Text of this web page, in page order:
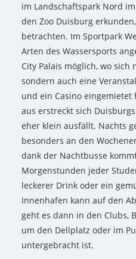
im Landschaftspark Nord
den Zoo Duisburg
betrachten. Im Sportpark
Arten des Wassersports
City Palais möglich, wo sich
sondern auch eine
und ein Casino
aus erstreckt sich
eher klein ausfällt. Nachts
besonders an den
dank der Nachtbusse
Morgenstunden jeder
leckerer Drink oder ein
Innenhafen kann auf den
geht es dann in den Clubs,
um den Dellplatz oder im
untergebracht ist.